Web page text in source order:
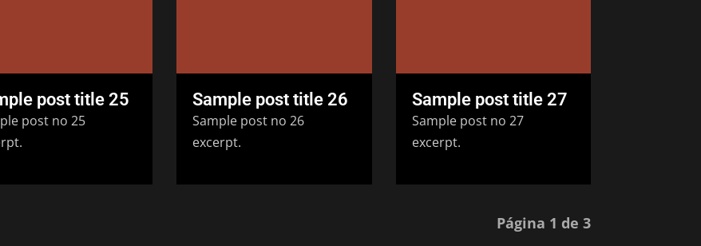
post title 25
post no 25
Sample post title 26
Sample post no 26
excerpt.
Sample post title 27
Sample post no 27
excerpt.
Página 1 de 3